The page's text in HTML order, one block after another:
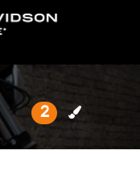
RECHNEN
2